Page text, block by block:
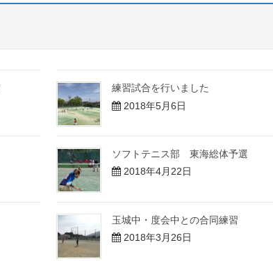
練習試合を行いました
2018年5月6日
ソフトテニス部 東海総体予選
2018年4月22日
玉城中・度会中との合同練習
2018年3月26日